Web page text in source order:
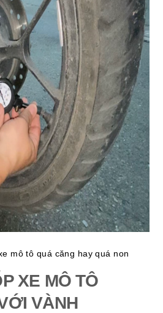
mô tô quá căng hay quá non
XE MÔ TÔ
VÀNH